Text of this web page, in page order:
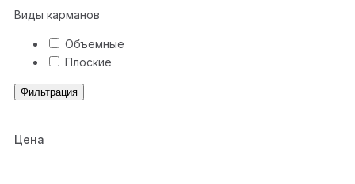
Виды карманов
Объемные
Плоские
Фильтрация
Цена